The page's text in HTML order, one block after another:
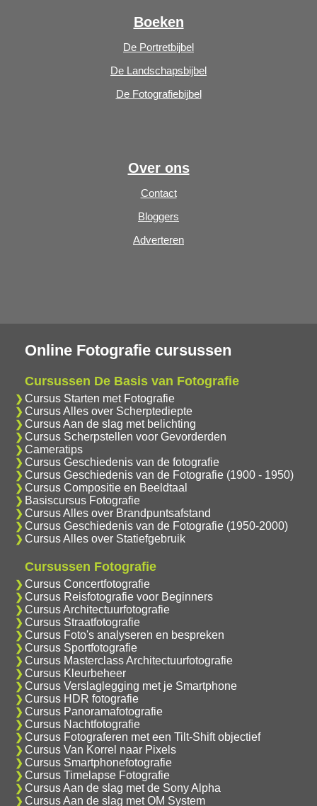
Boeken
De Portretbijbel
De Landschapsbijbel
De Fotografiebijbel
Over ons
Contact
Bloggers
Adverteren
Online Fotografie cursussen
Cursussen De Basis van Fotografie
Cursus Starten met Fotografie
Cursus Alles over Scherptediepte
Cursus Aan de slag met belichting
Cursus Scherpstellen voor Gevorderden
Cameratips
Cursus Geschiedenis van de fotografie
Cursus Geschiedenis van de Fotografie (1900 - 1950)
Cursus Compositie en Beeldtaal
Basiscursus Fotografie
Cursus Alles over Brandpuntsafstand
Cursus Geschiedenis van de Fotografie (1950-2000)
Cursus Alles over Statiefgebruik
Cursussen Fotografie
Cursus Concertfotografie
Cursus Reisfotografie voor Beginners
Cursus Architectuurfotografie
Cursus Straatfotografie
Cursus Foto's analyseren en bespreken
Cursus Sportfotografie
Cursus Masterclass Architectuurfotografie
Cursus Kleurbeheer
Cursus Verslaglegging met je Smartphone
Cursus HDR fotografie
Cursus Panoramafotografie
Cursus Nachtfotografie
Cursus Fotograferen met een Tilt-Shift objectief
Cursus Van Korrel naar Pixels
Cursus Smartphonefotografie
Cursus Timelapse Fotografie
Cursus Aan de slag met de Sony Alpha
Cursus Aan de slag met OM System